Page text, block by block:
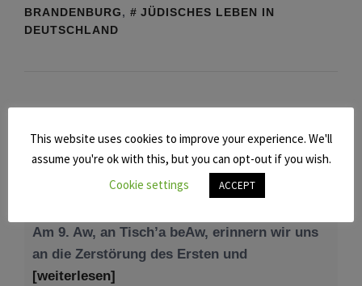
BRANDENBURG,
JÜDISCHES LEBEN IN
DEUTSCHLAND
NEWS – JÜDISCHE UNION
Am 9. Aw, an Tisch’a beAw, erinnern wir uns
an die Zerstörung des Ersten und
[weiterlesen]
This website uses cookies to improve your experience. We'll
assume you're ok with this, but you can opt-out if you wish.
Cookie settings
ACCEPT